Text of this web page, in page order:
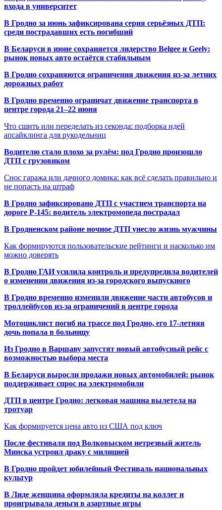
входа в университет
В Гродно за июнь зафиксирована серия серьёзных ДТП:
среди пострадавших есть погибший
В Беларуси в июне сохраняется лидерство Belgee и Geely:
рынок новых авто остаётся стабильным
В Гродно сохраняются ограничения движения из-за летних
дорожных работ
В Гродно временно ограничат движение транспорта в
центре города 21–22 июня
Что сшить или переделать из секонда: подборка идей
апсайклинга для рукодельниц
Водителю стало плохо за рулём: под Гродно произошло
ДТП с грузовиком
Снос гаража или дачного домика: как всё сделать правильно и
не попасть на штраф
В Гродно зафиксировано ДТП с участием транспорта на
дороге Р-145: водитель электромопеда пострадал
В Гродненском районе ночное ДТП унесло жизнь мужчины
Как формируются пользовательские рейтинги и насколько им
можно доверять
В Гродно ГАИ усилила контроль и предупредила водителей
о изменении движения из-за городского выпускного
В Гродно временно изменили движение части автобусов и
троллейбусов из-за ограничений в центре города
Мотоциклист погиб на трассе под Гродно, его 17-летняя
дочь попала в больницу
Из Гродно в Варшаву запустят новый автобусный рейс с
возможностью выбора места
В Беларуси выросли продажи новых автомобилей: рынок
поддерживает спрос на электромобили
ДТП в центре Гродно: легковая машина вылетела на
тротуар
Как формируется цена авто из США под ключ
После фестиваля под Волковыском нетрезвый житель
Минска устроил драку с милицией
В Гродно пройдет юбилейный Фестиваль национальных
культур
В Лиде женщина оформляла кредиты на коллег и
проигрывала деньги в азартные игры